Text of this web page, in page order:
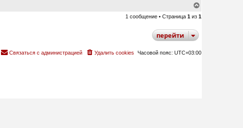
р
с
1 сообщение • Страница 1 из 1
перейти
Часовой пояс: UTC+03:00
Удалить cookies
Связаться с администрацией